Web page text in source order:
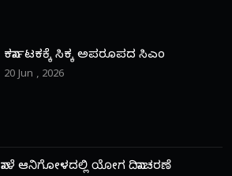
ಕರ್ನಾಟಕಕ್ಕೆ ಸಿಕ್ಕ ಅಪರೂಪದ ಸಿಎಂ
20 Jun , 2026
ನಾಳೆ ಆನಿಗೋಳದಲ್ಲಿ ಯೋಗ ದಿನಾಚರಣೆ